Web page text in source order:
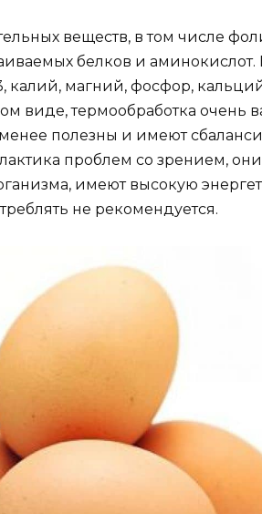
веществ, в том числе
белков и аминокислот.
калий, магний, фосфор,
виде, термообработка очень
полезны и имеют
проблем со зрением,
имеют высокую
не рекомендуется.